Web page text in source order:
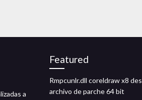
a
Featured
Rmpcunlr.dll coreldraw x8
archivo de parche 64 bit